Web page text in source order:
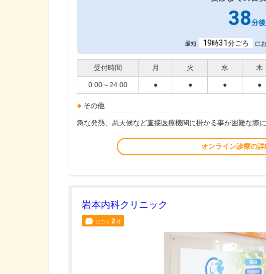
38分後
最短 19時31分ごろ に
受付時間 月 火 水 木
0:00～24:00 ● ● ● ●
その他
急な発熱、悪天候など直接医療機関に掛かる事が困難な際
オンライン診療の詳
岩本内科クリニック
口コミ 2件